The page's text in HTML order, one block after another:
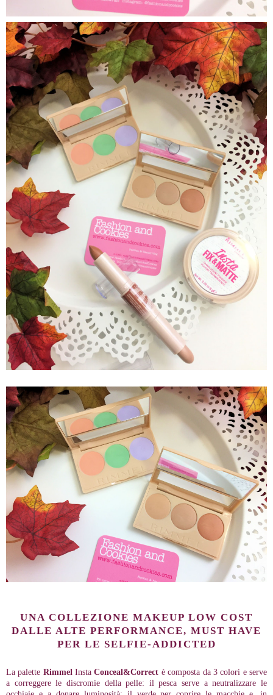
UNA COLLEZIONE MAKEUP LOW COST
DALLE ALTE PERFORMANCE, MUST HAVE
PER LE SELFIE-ADDICTED
La palette Rimmel InstaConceal&Correct è composta da 3 colori e serve
a correggere le discromie della pelle: il pesca serve a neutralizzare le